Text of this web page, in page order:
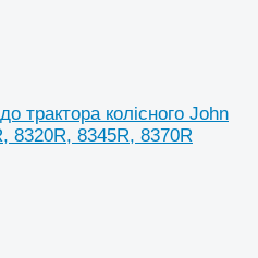
трактора колісного John
8320R, 8345R, 8370R